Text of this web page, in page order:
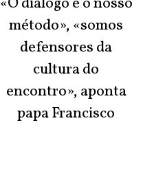
método», «somos
defensores da
cultura do
encontro», aponta
papa Francisco